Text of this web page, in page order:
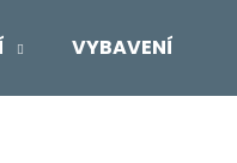
VYBAVENÍ